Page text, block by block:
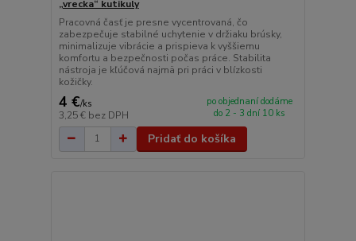
„vrecka“ kutikuly
Pracovná časť je presne vycentrovaná, čo
zabezpečuje stabilné uchytenie v držiaku brúsky,
minimalizuje vibrácie a prispieva k vyššiemu
komfortu a bezpečnosti počas práce. Stabilita
nástroja je kľúčová najmä pri práci v blízkosti
kožičky.
4 €/ks
3,25 € bez DPH
po objednaní dodáme
do 2 - 3 dní 10 ks
Pridať do košíka